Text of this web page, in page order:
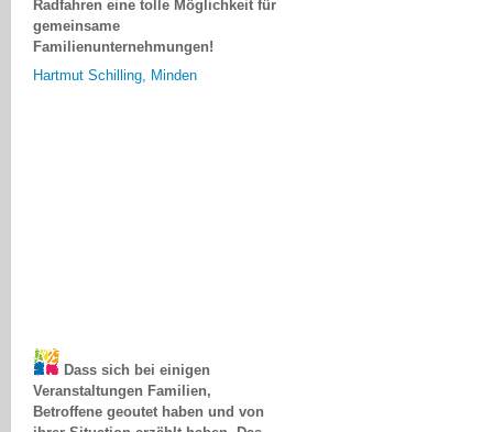
gemeinsame
Familienunternehmungen!
Hartmut Schilling, Minden
Veranstaltungen Familien,
Betroffene geoutet haben und von
ihrer Situation erzählt haben. Das